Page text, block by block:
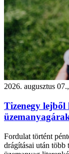
2026. augusztus
Tizenegy lejből
Fordulat történt
drágításai után több